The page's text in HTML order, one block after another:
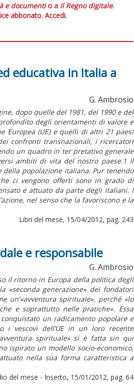
e documentio a Il Regno digitale.
abbonato. Accedi.
educativa in Italia a
G. Ambrosio
dopo quelle del 1981, del 1990 e del
degli orientamenti di valore e
Europea (UE) e quelli di altri 21 paesi
confronti transnazionali, i ricercatori
un quadro in ter pretativo generale
ambiti di vita del nostro paese.1 Il
popolazione italiana. Pur tenendo
ci vengono offerti sono in grado di
e attuato da parte degli italiani. I
nel senso che la favoriscono e la
Libri del mese, 15/04/2012, pag. 243
e responsabile
G. Ambrosio
il ritorno in Europa della politica degli
«seconda generazione» dei fondatori
un’«avventura spirituale», perché «lo
e soprattutto nelle pratiche». Essa
un radicamento popolare e
i vescovi dell’UE in un loro recente
spirituale» si è fatta sin qui
ispirato un modello socio-economico,
nella sua forma caratteristica a
del mese - Inserto, 15/01/2012, pag. 64